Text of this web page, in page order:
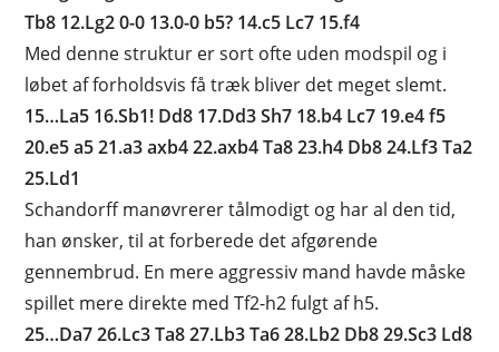
Tb8 12.Lg2 0-0 13.0-0 b5? 14.c5 Lc7 15.f4
Med denne struktur er sort ofte uden modspil og i
løbet af forholdsvis få træk bliver det meget slemt.
15…La5 16.Sb1! Dd8 17.Dd3 Sh7 18.b4 Lc7 19.e4 f5
20.e5 a5 21.a3 axb4 22.axb4 Ta8 23.h4 Db8 24.Lf3 Ta2
25.Ld1
Schandorff manøvrerer tålmodigt og har al den tid,
han ønsker, til at forberede det afgørende
gennembrud. En mere aggressiv mand havde måske
spillet mere direkte med Tf2-h2 fulgt af h5.
25…Da7 26.Lc3 Ta8 27.Lb3 Ta6 28.Lb2 Db8 29.Sc3 Ld8